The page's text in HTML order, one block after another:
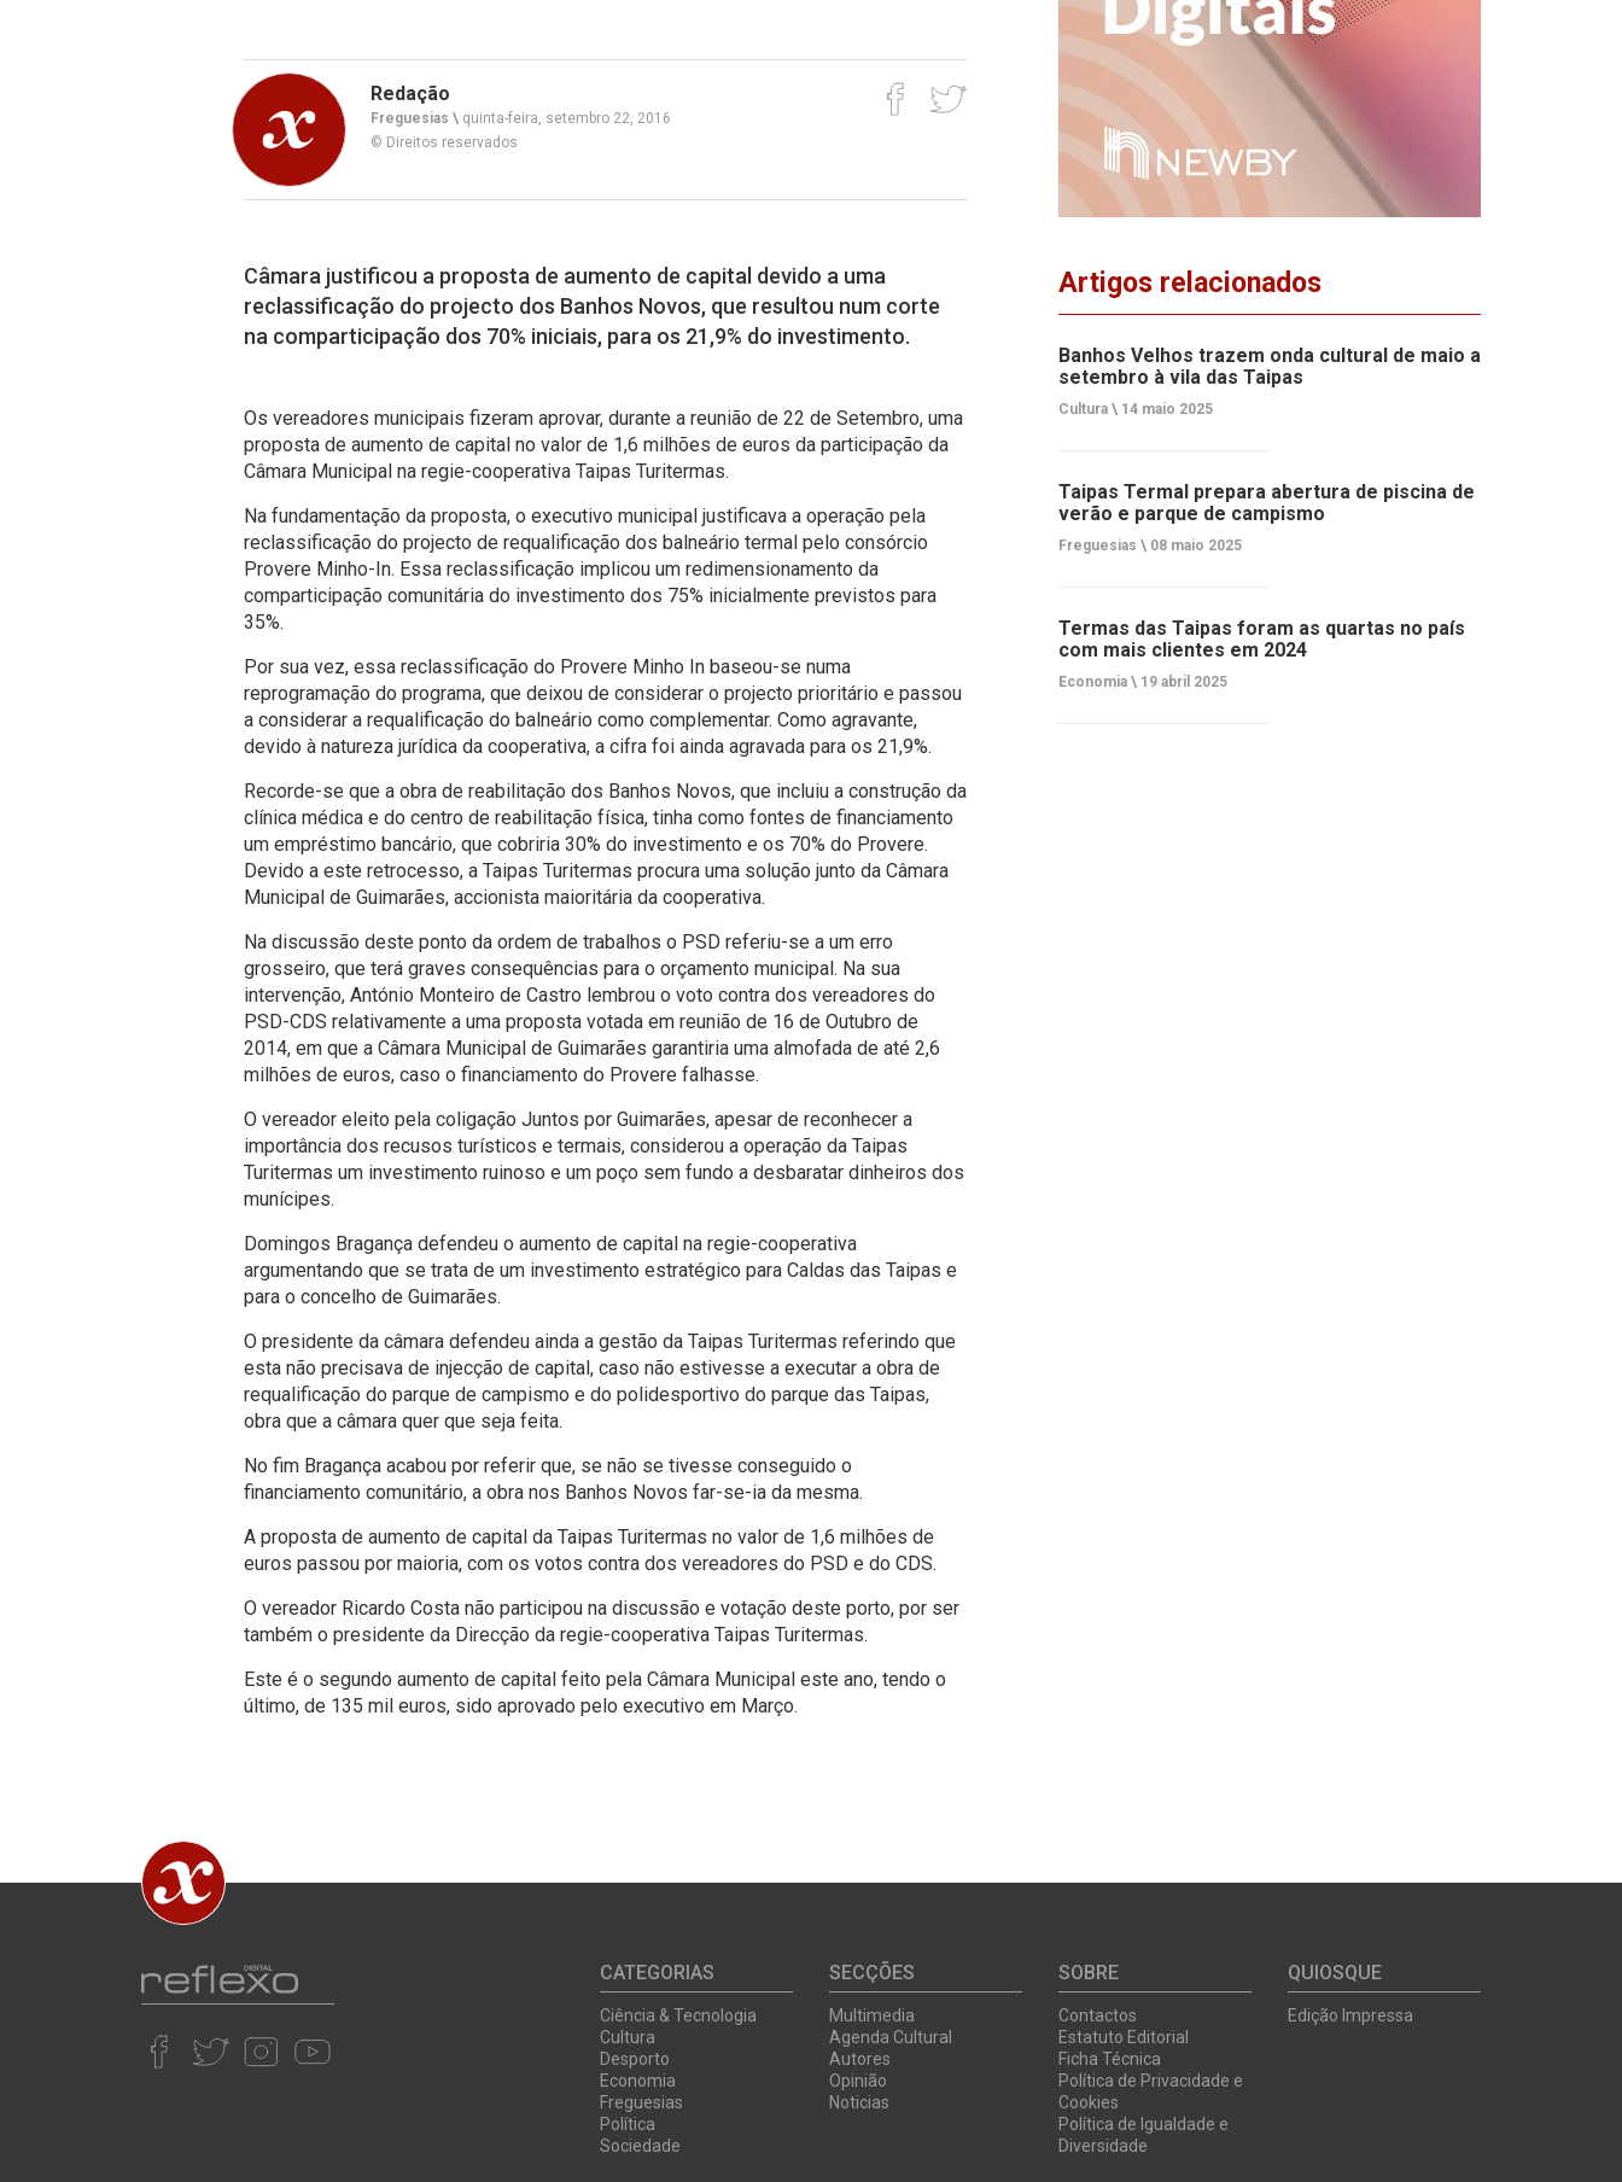
Redação
Freguesias \ quinta-feira, setembro 22, 2016
© Direitos reservados
Câmara justificou a proposta de aumento de capital devido a uma
reclassificação do projecto dos Banhos Novos, que resultou num corte
na comparticipação dos 70% iniciais, para os 21,9% do investimento.
Os vereadores municipais fizeram aprovar, durante a reunião de 22 de Setembro, uma
proposta de aumento de capital no valor de 1,6 milhões de euros da participação da
Câmara Municipal na regie-cooperativa Taipas Turitermas.
Na fundamentação da proposta, o executivo municipal justificava a operação pela
reclassificação do projecto de requalificação dos balneário termal pelo consórcio
Provere Minho-In. Essa reclassificação implicou um redimensionamento da
comparticipação comunitária do investimento dos 75% inicialmente previstos para
35%.
Por sua vez, essa reclassificação do Provere Minho In baseou-se numa
reprogramação do programa, que deixou de considerar o projecto prioritário e passou
a considerar a requalificação do balneário como complementar. Como agravante,
devido à natureza jurídica da cooperativa, a cifra foi ainda agravada para os 21,9%.
Recorde-se que a obra de reabilitação dos Banhos Novos, que incluiu a construção da
clínica médica e do centro de reabilitação física, tinha como fontes de financiamento
um empréstimo bancário, que cobriria 30% do investimento e os 70% do Provere.
Devido a este retrocesso, a Taipas Turitermas procura uma solução junto da Câmara
Municipal de Guimarães, accionista maioritária da cooperativa.
Na discussão deste ponto da ordem de trabalhos o PSD referiu-se a um erro
grosseiro, que terá graves consequências para o orçamento municipal. Na sua
intervenção, António Monteiro de Castro lembrou o voto contra dos vereadores do
PSD-CDS relativamente a uma proposta votada em reunião de 16 de Outubro de
2014, em que a Câmara Municipal de Guimarães garantiria uma almofada de até 2,6
milhões de euros, caso o financiamento do Provere falhasse.
O vereador eleito pela coligação Juntos por Guimarães, apesar de reconhecer a
importância dos recusos turísticos e termais, considerou a operação da Taipas
Turitermas um investimento ruinoso e um poço sem fundo a desbaratar dinheiros dos
munícipes.
Domingos Bragança defendeu o aumento de capital na regie-cooperativa
argumentando que se trata de um investimento estratégico para Caldas das Taipas e
para o concelho de Guimarães.
O presidente da câmara defendeu ainda a gestão da Taipas Turitermas referindo que
esta não precisava de injecção de capital, caso não estivesse a executar a obra de
requalificação do parque de campismo e do polidesportivo do parque das Taipas,
obra que a câmara quer que seja feita.
No fim Bragança acabou por referir que, se não se tivesse conseguido o
financiamento comunitário, a obra nos Banhos Novos far-se-ia da mesma.
A proposta de aumento de capital da Taipas Turitermas no valor de 1,6 milhões de
euros passou por maioria, com os votos contra dos vereadores do PSD e do CDS.
O vereador Ricardo Costa não participou na discussão e votação deste porto, por ser
também o presidente da Direcção da regie-cooperativa Taipas Turitermas.
Este é o segundo aumento de capital feito pela Câmara Municipal este ano, tendo o
último, de 135 mil euros, sido aprovado pelo executivo em Março.
Artigos relacionados
Banhos Velhos trazem onda cultural de maio a
setembro à vila das Taipas
Cultura \ 14 maio 2025
Taipas Termal prepara abertura de piscina de
verão e parque de campismo
Freguesias \ 08 maio 2025
Termas das Taipas foram as quartas no país
com mais clientes em 2024
Economia \ 19 abril 2025
CATEGORIAS
Ciência & Tecnologia
Cultura
Desporto
Economia
Freguesias
Política
Sociedade
SECÇÕES
Multimedia
Agenda Cultural
Autores
Opinião
Noticias
SOBRE
Contactos
Estatuto Editorial
Ficha Técnica
Política de Privacidade e
Cookies
Política de Igualdade e
Diversidade
QUIOSQUE
Edição Impressa